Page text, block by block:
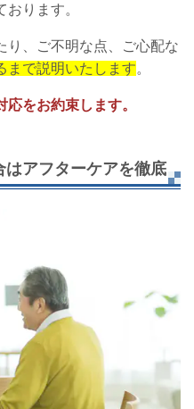
ります。
り、ご不明な点、ご心配な
まで説明いたします。
をお約束します。
アフターケアを徹底